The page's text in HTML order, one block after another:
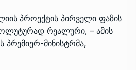
პროექტის პირველი ფაზის
რეალური, – ამის
პრემიერ-მინისტრმა,